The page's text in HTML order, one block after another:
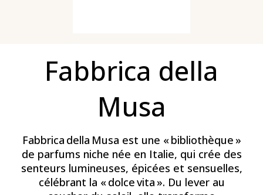
Fabbrica della
Musa
Fabbrica della Musa est une « bibliothèque »
de parfums niche née en Italie, qui crée des
senteurs lumineuses, épicées et sensuelles,
célébrant la « dolce vita ». Du lever au